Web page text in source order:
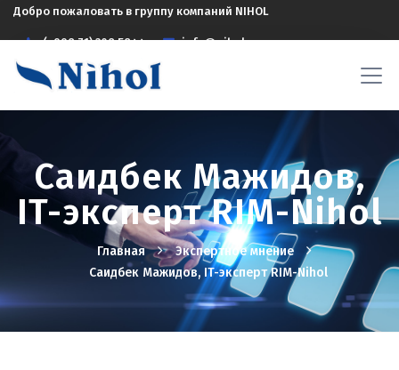
Добро пожаловать в группу компаний NIHOL
(+998 71) 208 5844 info@nihol.uz
Саидбек Мажидов,
IT-эксперт RIM-Nihol
Главная
Экспертное мнение
Саидбек Мажидов, IT-эксперт RIM-Nihol